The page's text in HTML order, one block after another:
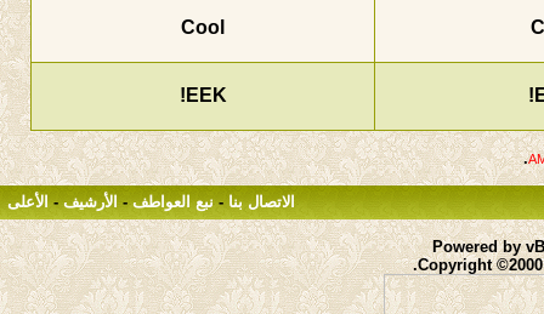
Cool
EEK!
.
الاتصال بنا - نبع العواطف - الأرشيف - الأعلى
Powered by
Copyright